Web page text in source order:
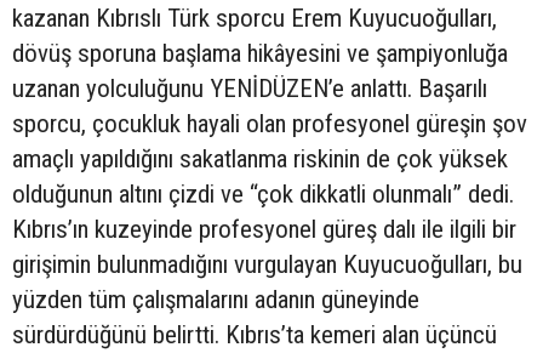
kazanan Kıbrıslı Türk sporcu Erem Kuyucuoğulları,
dövüş sporuna başlama hikâyesini ve şampiyonluğa
uzanan yolculuğunu YENİDÜZEN’e anlattı. Başarılı
sporcu, çocukluk hayali olan profesyonel güreşin şov
amaçlı yapıldığını sakatlanma riskinin de çok yüksek
olduğunun altını çizdi ve “çok dikkatli olunmalı” dedi.
Kıbrıs’ın kuzeyinde profesyonel güreş dalı ile ilgili bir
girişimin bulunmadığını vurgulayan Kuyucuoğulları, bu
yüzden tüm çalışmalarını adanın güneyinde
sürdürdüğünü belirtti. Kıbrıs’ta kemeri alan üçüncü